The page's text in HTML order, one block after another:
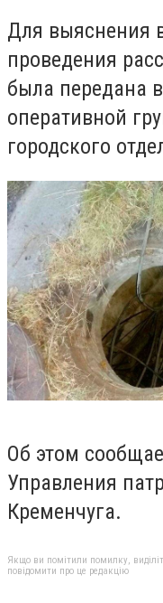
Для выяснения
проведения
была передана
оперативной
городского
Об этом
Управления
Кременчуга.
Якщо ви помітили помилку,
повідомити про це редакцію